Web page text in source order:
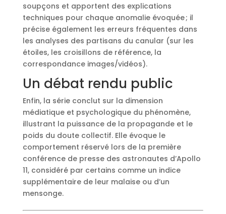
soupçons et apportent des explications
techniques pour chaque anomalie évoquée ; il
précise également les erreurs fréquentes dans
les analyses des partisans du canular (sur les
étoiles, les croisillons de référence, la
correspondance images/vidéos).
Un débat rendu public
Enfin, la série conclut sur la dimension
médiatique et psychologique du phénomène,
illustrant la puissance de la propagande et le
poids du doute collectif. Elle évoque le
comportement réservé lors de la première
conférence de presse des astronautes d’Apollo
11, considéré par certains comme un indice
supplémentaire de leur malaise ou d’un
mensonge.